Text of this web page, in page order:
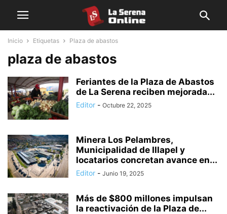
Inicio Etiquetas Plaza de abastos
plaza de abastos
Feriantes de la Plaza de Abastos
de La Serena reciben mejorada...
Editor - Octubre 22, 2025
Minera Los Pelambres,
Municipalidad de Illapel y
locatarios concretan avance en...
Editor - Junio 19, 2025
Más de $800 millones impulsan
la reactivación de la Plaza de...